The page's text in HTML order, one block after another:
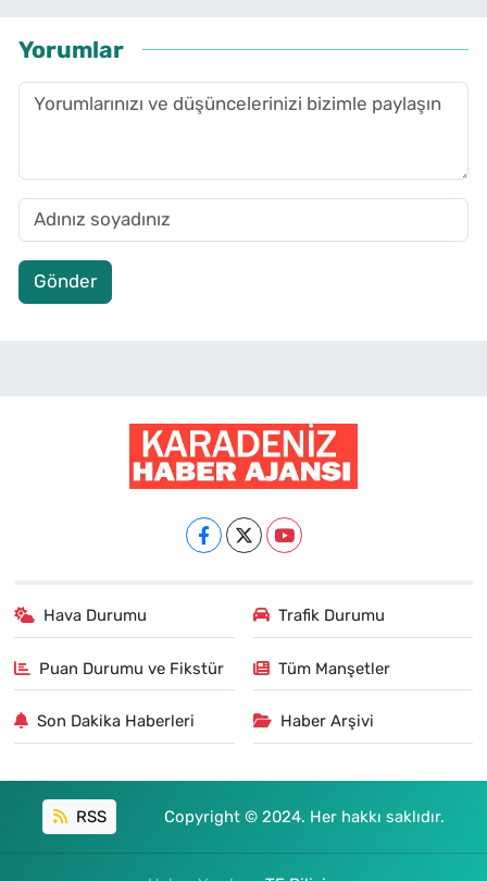
Yorumlar
Gönder
Hava Durumu Trafik Durumu
Puan Durumu ve Fikstür Tüm Manşetler
Son Dakika Haberleri Haber Arşivi
RSS Copyright © 2024. Her hakkı saklıdır.